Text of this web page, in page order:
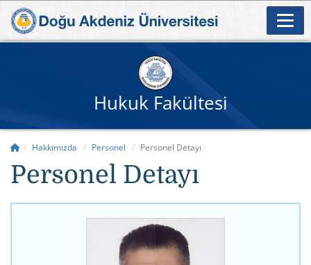
Hukuk Fakültesi
Hakkımızda Personel Personel Detayı
Personel Detayı